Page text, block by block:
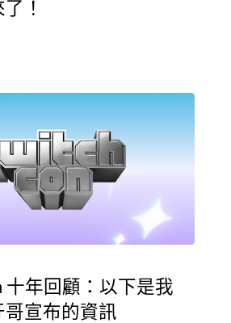
！
十年回顧：以下是我
宣布的資訊